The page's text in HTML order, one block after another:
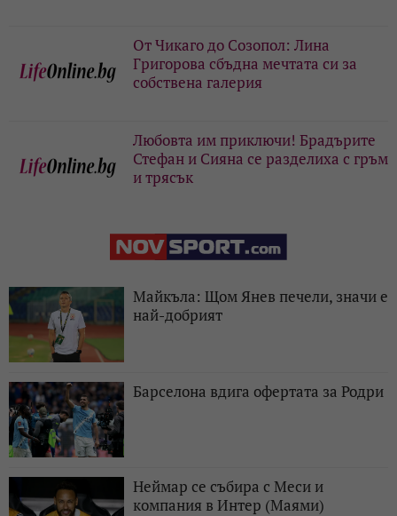
От Чикаго до Созопол: Лина
Григорова сбъдна мечтата си за
собствена галерия
Любовта им приключи! Брадърите
Стефан и Сияна се разделиха с гръм
и трясък
Майкъла: Щом Янев печели, значи е
най-добрият
Барселона вдига офертата за Родри
Неймар се събира с Меси и
компания в Интер (Маями)